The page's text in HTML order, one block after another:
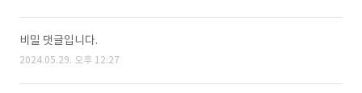
비밀 댓글입니다.
2024.05.29. 오후 12:27